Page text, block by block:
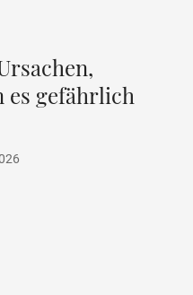
es gefährlich